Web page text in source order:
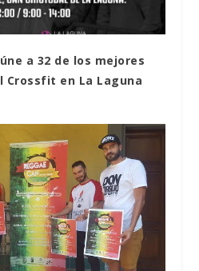
a 32 de los mejores
en La Laguna